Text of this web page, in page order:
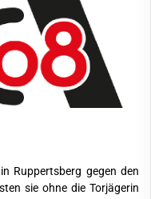
Ruppertsberg gegen den
sie ohne die Torjägerin